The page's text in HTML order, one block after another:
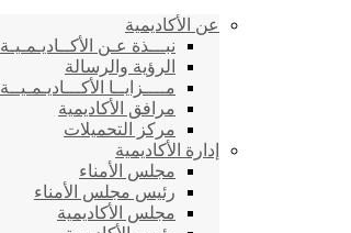
عن الأكاديمية
نبـــذة عـن الأكــاديـمـيـة
الرؤية والرسالة
مــــزايــا الأكـــاديـمـيــة
مرافق الأكاديمية
مركز التحميلات
إدارة الأكاديمية
مجلس الأمناء
رئيس مجلس الأمناء
مجلس الأكاديمية